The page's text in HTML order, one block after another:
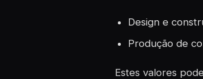
Design e
Produção de
Estes valores